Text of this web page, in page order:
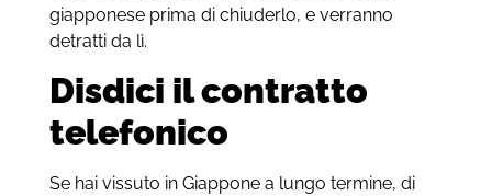
giapponese prima di chiuderlo, e verranno
detratti da lì.
Disdici il contratto
telefonico
Se hai vissuto in Giappone a lungo termine, di